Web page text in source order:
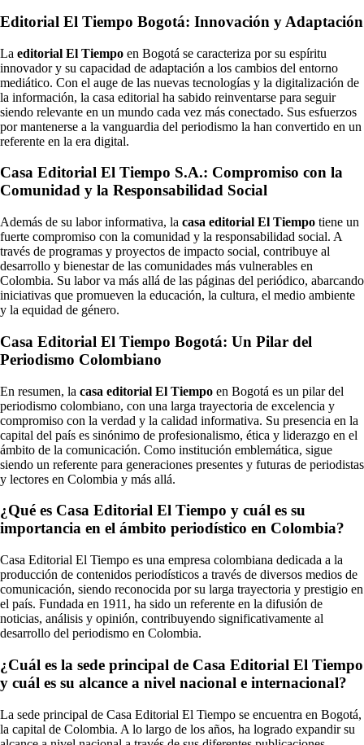
Editorial El Tiempo Bogotá: Innovación y Adaptación
La editorial El Tiempo en Bogotá se caracteriza por su espíritu
innovador y su capacidad de adaptación a los cambios del entorno
mediático. Con el auge de las nuevas tecnologías y la digitalización de
la información, la casa editorial ha sabido reinventarse para seguir
siendo relevante en un mundo cada vez más conectado. Sus esfuerzos
por mantenerse a la vanguardia del periodismo la han convertido en un
referente en la era digital.
Casa Editorial El Tiempo S.A.: Compromiso con la
Comunidad y la Responsabilidad Social
Además de su labor informativa, la casa editorial El Tiempo tiene un
fuerte compromiso con la comunidad y la responsabilidad social. A
través de programas y proyectos de impacto social, contribuye al
desarrollo y bienestar de las comunidades más vulnerables en
Colombia. Su labor va más allá de las páginas del periódico, abarcando
iniciativas que promueven la educación, la cultura, el medio ambiente
y la equidad de género.
Casa Editorial El Tiempo Bogotá: Un Pilar del
Periodismo Colombiano
En resumen, la casa editorial El Tiempo en Bogotá es un pilar del
periodismo colombiano, con una larga trayectoria de excelencia y
compromiso con la verdad y la calidad informativa. Su presencia en la
capital del país es sinónimo de profesionalismo, ética y liderazgo en el
ámbito de la comunicación. Como institución emblemática, sigue
siendo un referente para generaciones presentes y futuras de periodistas
y lectores en Colombia y más allá.
¿Qué es Casa Editorial El Tiempo y cuál es su
importancia en el ámbito periodístico en Colombia?
Casa Editorial El Tiempo es una empresa colombiana dedicada a la
producción de contenidos periodísticos a través de diversos medios de
comunicación, siendo reconocida por su larga trayectoria y prestigio en
el país. Fundada en 1911, ha sido un referente en la difusión de
noticias, análisis y opinión, contribuyendo significativamente al
desarrollo del periodismo en Colombia.
¿Cuál es la sede principal de Casa Editorial El Tiempo
y cuál es su alcance a nivel nacional e internacional?
La sede principal de Casa Editorial El Tiempo se encuentra en Bogotá,
la capital de Colombia. A lo largo de los años, ha logrado expandir su